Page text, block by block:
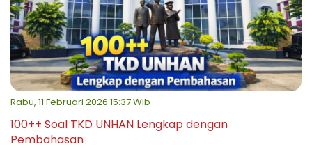
Rabu, 11 Februari 2026 15:37 Wib
100++ Soal TKD UNHAN Lengkap dengan
Pembahasan